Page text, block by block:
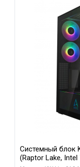
Системный блок
(Raptor Lake,